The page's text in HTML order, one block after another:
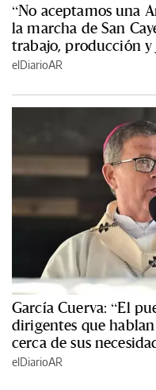
“No aceptamos una
la marcha de San
trabajo, producción y
elDiarioAR
García Cuerva: “El
dirigentes que
cerca de sus
elDiarioAR